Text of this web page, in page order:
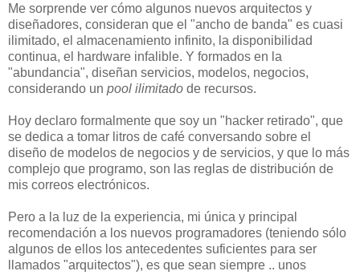
Me sorprende ver cómo algunos nuevos arquitectos y
diseñadores, consideran que el "ancho de banda" es cuasi
ilimitado, el almacenamiento infinito, la disponibilidad
continua, el hardware infalible. Y formados en la
"abundancia", diseñan servicios, modelos, negocios,
considerando un pool ilimitado de recursos.
Hoy declaro formalmente que soy un "hacker retirado", que
se dedica a tomar litros de café conversando sobre el
diseño de modelos de negocios y de servicios, y que lo más
complejo que programo, son las reglas de distribución de
mis correos electrónicos.
Pero a la luz de la experiencia, mi única y principal
recomendación a los nuevos programadores (teniendo sólo
algunos de ellos los antecedentes suficientes para ser
llamados "arquitectos"), es que sean siempre .. unos